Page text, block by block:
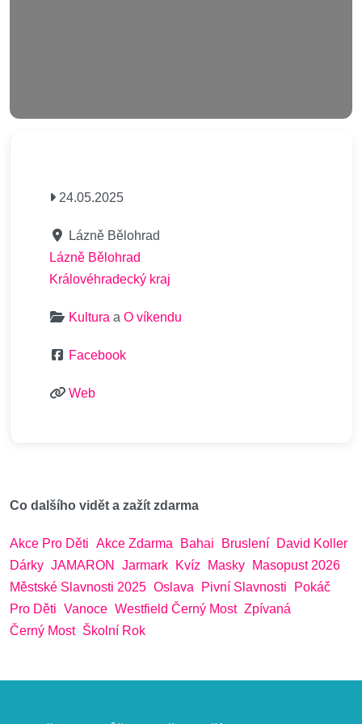
24.05.2025
Lázně Bělohrad
Lázně Bělohrad
Královéhradecký kraj
Kultura a O víkendu
Facebook
Web
Co dalšího vidět a zažít zdarma
Akce Pro Děti Akce Zdarma Bahai Bruslení
David Koller
Dárky JAMARON Jarmark Kvíz Masky
Masopust 2026
Městské Slavnosti 2025 Oslava Pivní Slavnosti
Pokáč
Pro Děti Vanoce Westfield Černý Most Zpívaná
Černý Most Školní Rok